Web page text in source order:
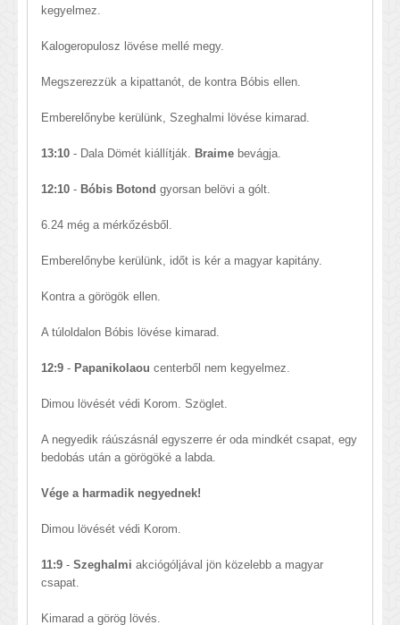
kegyelmez.
Kalogeropulosz lövése mellé megy.
Megszerezzük a kipattanót, de kontra Bóbis ellen.
Emberelőnybe kerülünk, Szeghalmi lövése kimarad.
13:10 - Dala Dömét kiállítják. Braime bevágja.
12:10 - Bóbis Botond gyorsan belövi a gólt.
6.24 még a mérkőzésből.
Emberelőnybe kerülünk, időt is kér a magyar kapitány.
Kontra a görögök ellen.
A túloldalon Bóbis lövése kimarad.
12:9 - Papanikolaou centerből nem kegyelmez.
Dimou lövését védi Korom. Szöglet.
A negyedik ráúszásnál egyszerre ér oda mindkét csapat, egy
bedobás után a görögöké a labda.
Vége a harmadik negyednek!
Dimou lövését védi Korom.
11:9 - Szeghalmi akciógóljával jön közelebb a magyar
csapat.
Kimarad a görög lövés.